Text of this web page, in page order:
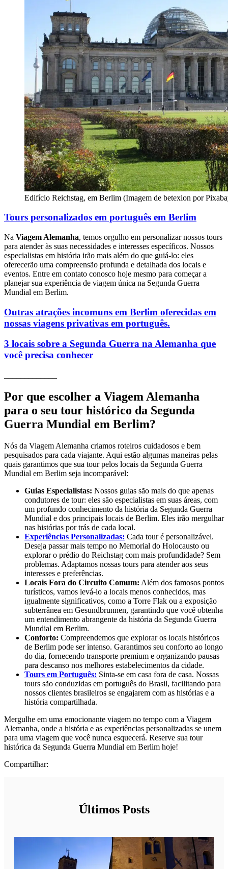
Edifício Reichstag, em Berlim (Imagem de betexion por
Tours personalizados em português em Berlim
Na Viagem Alemanha, temos orgulho em personalizar nossos tours
para atender às suas necessidades e interesses específicos. Nossos
especialistas em história irão mais além do que guiá-lo: eles
oferecerão uma compreensão profunda e detalhada dos locais e
eventos. Entre em contato conosco hoje mesmo para começar a
planejar sua experiência de viagem única na Segunda Guerra
Mundial em Berlim.
Outras atrações incomuns em Berlim oferecidas em
nossas viagens privativas em português.
3 locais sobre a Segunda Guerra na Alemanha que
você precisa conhecer
Por que escolher a Viagem Alemanha
para o seu tour histórico da Segunda
Guerra Mundial em Berlim?
Nós da Viagem Alemanha criamos roteiros cuidadosos e bem
pesquisados para cada viajante. Aqui estão algumas maneiras pelas
quais garantimos que sua tour pelos locais da Segunda Guerra
Mundial em Berlim seja incomparável:
Guias Especialistas: Nossos guias são mais do que apenas
condutores de tour: eles são especialistas em suas áreas, com
um profundo conhecimento da história da Segunda Guerra
Mundial e dos principais locais de Berlim. Eles irão mergulhar
nas histórias por trás de cada local.
Experiências Personalizadas: Cada tour é personalizável.
Deseja passar mais tempo no Memorial do Holocausto ou
explorar o prédio do Reichstag com mais profundidade? Sem
problemas. Adaptamos nossas tours para atender aos seus
interesses e preferências.
Locais Fora do Circuito Comum: Além dos famosos pontos
turísticos, vamos levá-lo a locais menos conhecidos, mas
igualmente significativos, como a Torre Flak ou a exposição
subterrânea em Gesundbrunnen, garantindo que você obtenha
um entendimento abrangente da história da Segunda Guerra
Mundial em Berlim.
Conforto: Compreendemos que explorar os locais históricos
de Berlim pode ser intenso. Garantimos seu conforto ao longo
do dia, fornecendo transporte premium e organizando pausas
para descanso nos melhores estabelecimentos da cidade.
Tours em Português: Sinta-se em casa fora de casa. Nossas
tours são conduzidas em português do Brasil, facilitando para
nossos clientes brasileiros se engajarem com as histórias e a
história compartilhada.
Mergulhe em uma emocionante viagem no tempo com a Viagem
Alemanha, onde a história e as experiências personalizadas se unem
para uma viagem que você nunca esquecerá. Reserve sua tour
histórica da Segunda Guerra Mundial em Berlim hoje!
Compartilhar:
Últimos Posts